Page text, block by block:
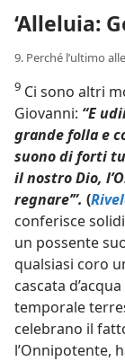
‘Alleluia:
9. Perché l’ultimo
9 Ci sono altri
Giovanni: “E
grande folla e
suono di forti
il nostro Dio,
regnare’”. (
conferisce
un possente
qualsiasi coro
cascata
temporale
celebrano il
l’Onnipotente,